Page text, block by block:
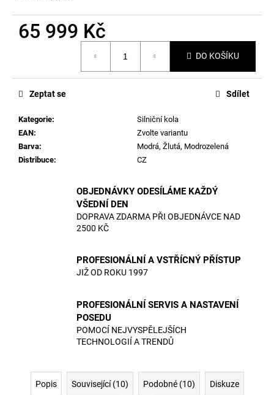
65 999 Kč
DO KOŠÍKU
Kategorie:
Silniční kola
EAN:
Zvolte variantu
Barva: Modrá, Žlutá, Modrozelená
Distribuce: CZ
Zeptat se Sdílet
OBJEDNÁVKY ODESÍLÁME KAŽDÝ
VŠEDNÍ DEN
DOPRAVA ZDARMA PŘI OBJEDNÁVCE NAD
2500 KČ
PROFESIONÁLNÍ A VSTŘÍCNÝ PŘÍSTUP
JIŽ OD ROKU 1997
PROFESIONÁLNÍ SERVIS A NASTAVENÍ
POSEDU
POMOCÍ NEJVYSPĚLEJŠÍCH
TECHNOLOGIÍ A TRENDŮ
Popis Související (10) Podobné (10) Diskuze